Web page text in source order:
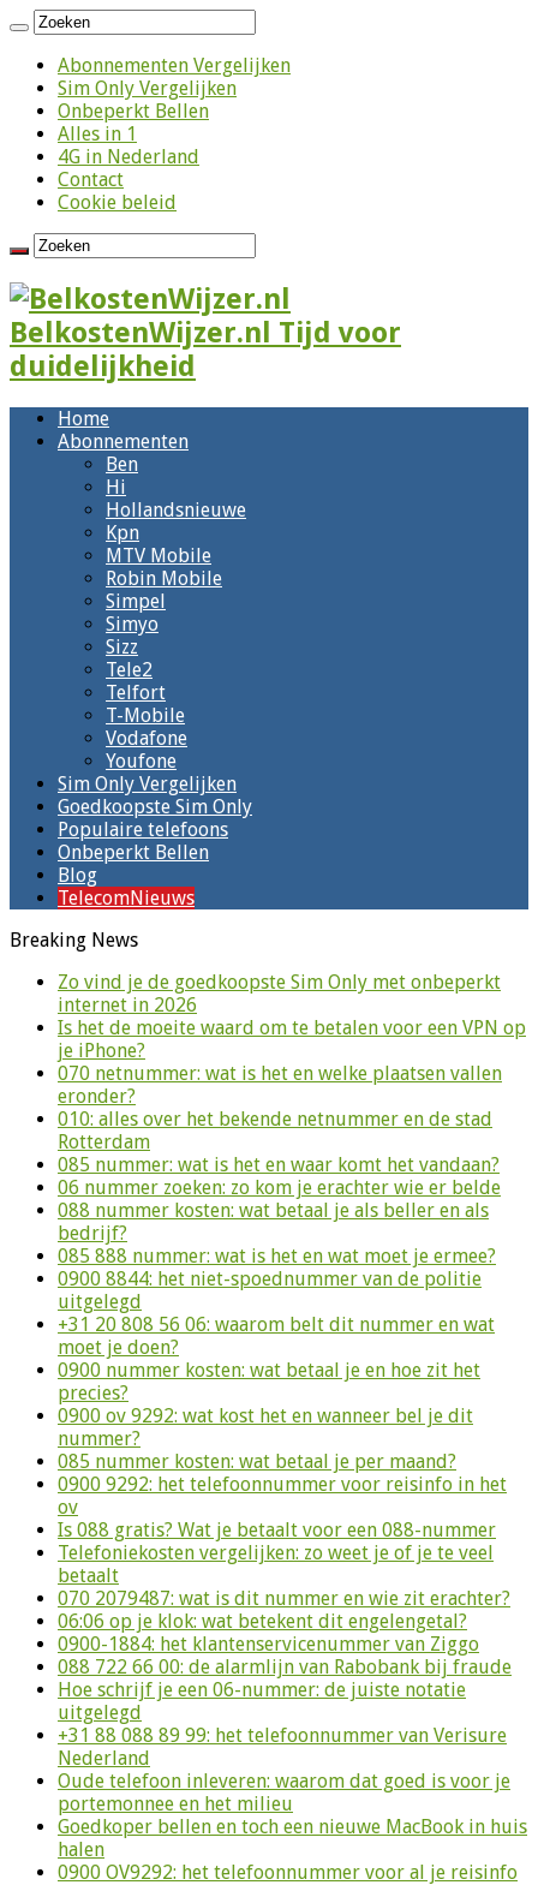
Abonnementen Vergelijken
Sim Only Vergelijken
Onbeperkt Bellen
Alles in 1
4G in Nederland
Contact
Cookie beleid
BelkostenWijzer.nl Tijd voor
duidelijkheid
Home
Abonnementen
Ben
Hi
Hollandsnieuwe
Kpn
MTV Mobile
Robin Mobile
Simpel
Simyo
Sizz
Tele2
Telfort
T-Mobile
Vodafone
Youfone
Sim Only Vergelijken
Goedkoopste Sim Only
Populaire telefoons
Onbeperkt Bellen
Blog
TelecomNieuws
Breaking News
Zo vind je de goedkoopste Sim Only met onbeperkt
internet in 2026
Is het de moeite waard om te betalen voor een VPN op
je iPhone?
070 netnummer: wat is het en welke plaatsen vallen
eronder?
010: alles over het bekende netnummer en de stad
Rotterdam
085 nummer: wat is het en waar komt het vandaan?
06 nummer zoeken: zo kom je erachter wie er belde
088 nummer kosten: wat betaal je als beller en als
bedrijf?
085 888 nummer: wat is het en wat moet je ermee?
0900 8844: het niet-spoednummer van de politie
uitgelegd
+31 20 808 56 06: waarom belt dit nummer en wat
moet je doen?
0900 nummer kosten: wat betaal je en hoe zit het
precies?
0900 ov 9292: wat kost het en wanneer bel je dit
nummer?
085 nummer kosten: wat betaal je per maand?
0900 9292: het telefoonnummer voor reisinfo in het
ov
Is 088 gratis? Wat je betaalt voor een 088-nummer
Telefoniekosten vergelijken: zo weet je of je te veel
betaalt
070 2079487: wat is dit nummer en wie zit erachter?
06:06 op je klok: wat betekent dit engelengetal?
0900-1884: het klantenservicenummer van Ziggo
088 722 66 00: de alarmlijn van Rabobank bij fraude
Hoe schrijf je een 06-nummer: de juiste notatie
uitgelegd
+31 88 088 89 99: het telefoonnummer van Verisure
Nederland
Oude telefoon inleveren: waarom dat goed is voor je
portemonnee en het milieu
Goedkoper bellen en toch een nieuwe MacBook in huis
halen
0900 OV9292: het telefoonnummer voor al je reisinfo